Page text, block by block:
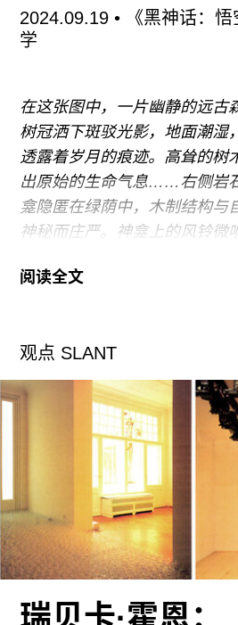
的技术概念收纳了跨越地缘政
尺度。比如，第一部分题目为“
下全球冲突和联系的多重形式
2024.09.19• 《黑神话：
学
在这张图中，一片幽静的远古
树冠洒下斑驳光影，地面潮湿
透露着岁月的痕迹。高耸的树
出原始的生命气息……右侧岩
龛隐匿在绿荫中，木制结构与
神秘而庄严。神龛上的风铃微
老传说，等待有缘人去揭示。
电子游戏是一部图像生成器？
是一个士兵训练场？或许，《
世人，电子游戏更像一场无尽
上这段机器生成的文字和机器
考：当你我作为“天命人”一次
在土地庙前降生时，下一次
难，缘何尸解在取经路上？
是白衣秀士的长枪激浪，黑风
或小骊龙的跨步高压电，虎先
后更有人种袋口黄眉的纵欲演
阅读全文
观点 SLANT